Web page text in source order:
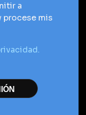
a
procese mis